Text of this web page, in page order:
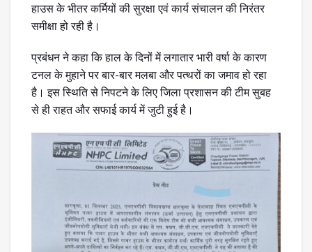
हाउस के भीतर कर्मियों की सुरक्षा एवं कार्य संचालन की निरंतर
समीक्षा हो रही है।
प्रबंधन ने कहा कि हाल के दिनों में लगातार भारी वर्षा के कारण
टनल के मुहाने पर बार-बार मलबा और पत्थरों का जमाव हो रहा
है। इस स्थिति से निपटने के लिए जिला प्रशासन की टीम सुबह
से ही राहत और सफाई कार्य में जुटी हुई है।